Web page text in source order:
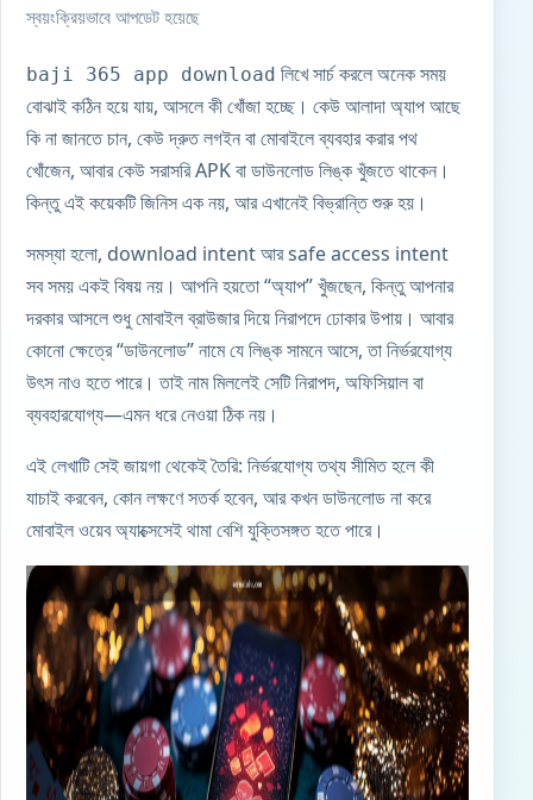
স্বয়ংক্রিয়ভাবে আপডেট হয়েছে
baji 365 app download লিখে সার্চ করলে অনেক সময়
বোঝাই কঠিন হয়ে যায়, আসলে কী খোঁজা হচ্ছে। কেউ আলাদা অ্যাপ আছে
কি না জানতে চান, কেউ দ্রুত লগইন বা মোবাইলে ব্যবহার করার পথ
খোঁজেন, আবার কেউ সরাসরি APK বা ডাউনলোড লিঙ্ক খুঁজতে থাকেন।
কিন্তু এই কয়েকটি জিনিস এক নয়, আর এখানেই বিভ্রান্তি শুরু হয়।
সমস্যা হলো, download intent আর safe access intent
সব সময় একই বিষয় নয়। আপনি হয়তো “অ্যাপ” খুঁজছেন, কিন্তু আপনার
দরকার আসলে শুধু মোবাইল ব্রাউজার দিয়ে নিরাপদে ঢোকার উপায়। আবার
কোনো ক্ষেত্রে “ডাউনলোড” নামে যে লিঙ্ক সামনে আসে, তা নির্ভরযোগ্য
উৎস নাও হতে পারে। তাই নাম মিললেই সেটি নিরাপদ, অফিসিয়াল বা
ব্যবহারযোগ্য—এমন ধরে নেওয়া ঠিক নয়।
এই লেখাটি সেই জায়গা থেকেই তৈরি: নির্ভরযোগ্য তথ্য সীমিত হলে কী
যাচাই করবেন, কোন লক্ষণে সতর্ক হবেন, আর কখন ডাউনলোড না করে
মোবাইল ওয়েবঅ্যাক্সেসেইথামা বেশি যুক্তিসঙ্গত হতে পারে।